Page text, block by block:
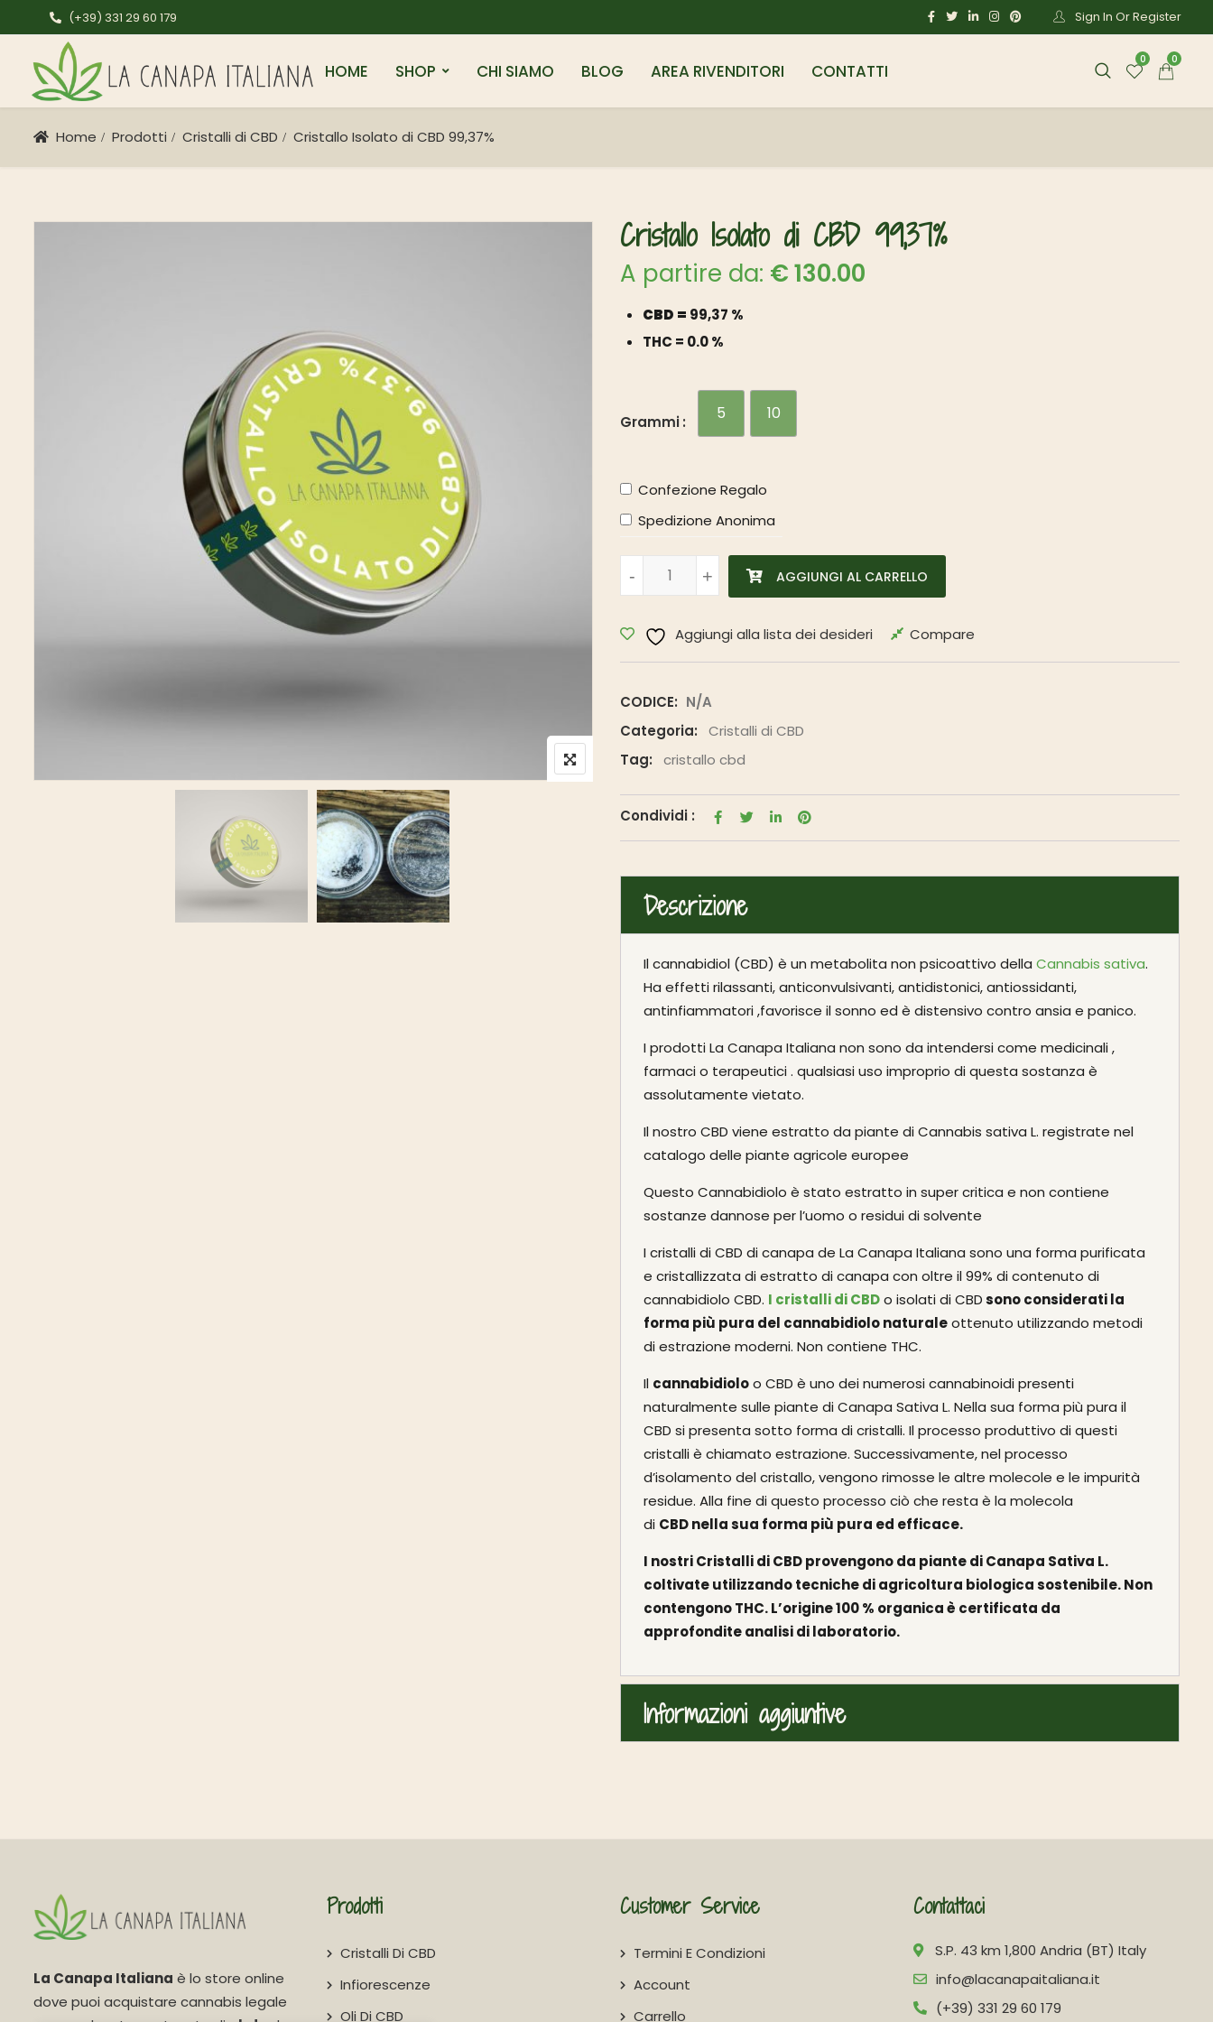
(+39) 331 29 60 179 Sign In Or Register
HOME SHOP CHI SIAMO BLOG AREA RIVENDITORI CONTATTI
0 0
Home Prodotti Cristalli di CBD Cristallo Isolato di CBD 99,37%
Cristallo Isolato di CBD 99,37%
A partire da: €130.00
CBD = 99,37 %
THC = 0.0 %
Grammi 5 10
Confezione Regalo
Spedizione Anonima
Cristallo Isolato di CBD 99,37% quantità
+
- +
- AGGIUNGI AL CARRELLO
Aggiungi alla lista dei desideri Compare
CODICE: N/A
Categoria:
Cristalli di CBD
Tag:
cristallo cbd
Condividi :
Descrizione
Il cannabidiol (CBD) è un metabolita non psicoattivo della Cannabis sativa.
Ha effetti rilassanti, anticonvulsivanti, antidistonici, antiossidanti,
antinfiammatori ,favorisce il sonno ed è distensivo contro ansia e panico.
I prodotti La Canapa Italiana non sono da intendersi come medicinali ,
farmaci o terapeutici . qualsiasi uso improprio di questa sostanza è
assolutamente vietato.
Il nostro CBD viene estratto da piante di Cannabis sativa L. registrate nel
catalogo delle piante agricole europee
Questo Cannabidiolo è stato estratto in super critica e non contiene
sostanze dannose per l’uomo o residui di solvente
I cristalli di CBD di canapa de La Canapa Italiana sono una forma purificata
e cristallizzata di estratto di canapa con oltre il 99% di contenuto di
cannabidiolo CBD. I cristalli di CBDo isolati di CBDsono considerati la
forma più pura del cannabidiolo naturaleottenuto utilizzando metodi
di estrazione moderni. Non contiene THC.
Il cannabidioloo CBD è uno dei numerosi cannabinoidi presenti
naturalmente sulle piante di Canapa Sativa L. Nella sua forma più pura il
CBD si presenta sotto forma di cristalli. Il processo produttivo di questi
cristalli è chiamato estrazione. Successivamente, nel processo
d’isolamento del cristallo, vengono rimosse le altre molecole e le impurità
residue. Alla fine di questo processo ciò che resta è la molecola
di CBDnella sua forma più pura ed efficace.
I nostri Cristalli di CBD provengono da piante di Canapa Sativa L.
coltivate utilizzando tecniche di agricoltura biologica sostenibile. Non
contengono THC. L’origine 100 % organicaè certificata da
approfondite analisi di laboratorio.
Informazioni aggiuntive
La Canapa Italiana è lo store online
dove puoi acquistare cannabis legale
Prodotti
Cristalli Di CBD
Infiorescenze
Oli Di CBD
Customer Service
Termini E Condizioni
Account
Carrello
Contattaci
S.P. 43 km 1,800 Andria (BT) Italy
info@lacanapaitaliana.it
(+39) 331 29 60 179